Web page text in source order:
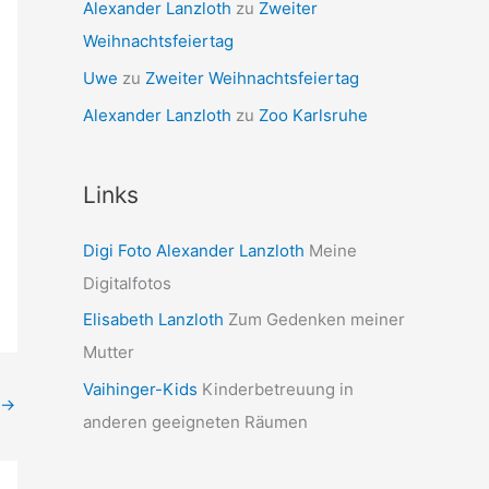
→
Alexander Lanzloth zu Zweiter
Weihnachtsfeiertag
Uwe zu Zweiter Weihnachtsfeiertag
Alexander Lanzloth zu Zoo Karlsruhe
Links
Digi Foto Alexander Lanzloth Meine
Digitalfotos
Elisabeth Lanzloth Zum Gedenken meiner
Mutter
Vaihinger-Kids Kinderbetreuung in
anderen geeigneten Räumen